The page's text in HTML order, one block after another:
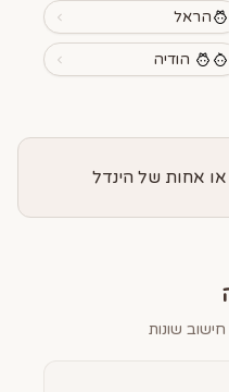
הראל
הודיה
אחות של הינדל
שונות